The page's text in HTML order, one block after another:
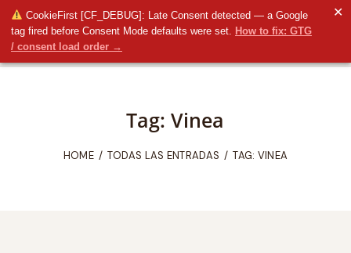
CookieFirst [CF_DEBUG]: Late Consent detected — a Google
tag fired before Consent Mode defaults were set. How to fix: GTG
/ consent load order →
✕
Tag: Vinea
HOME TODAS LAS ENTRADAS TAG: VINEA